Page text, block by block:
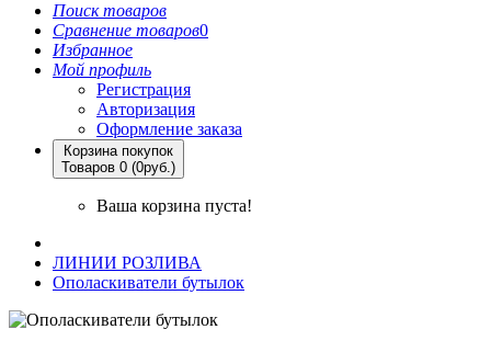
Поиск товаров
Сравнение товаров0
Избранное
Мой профиль
Регистрация
Авторизация
Оформление заказа
Корзина покупок
Товаров 0 (0руб.)
Ваша корзина пуста!
ЛИНИИ РОЗЛИВА
Ополаскиватели бутылок